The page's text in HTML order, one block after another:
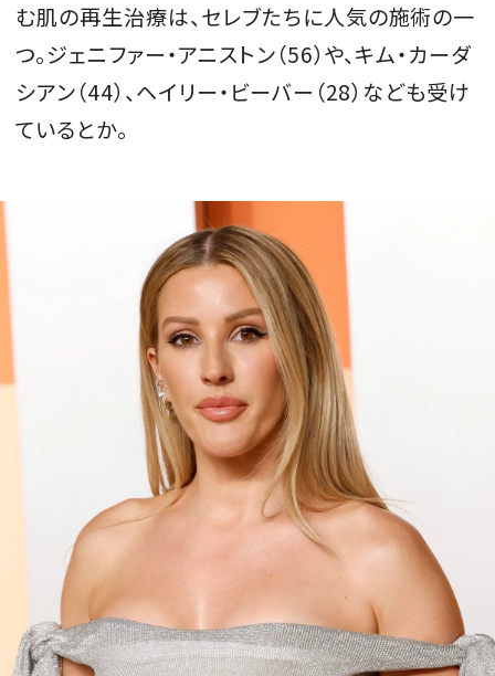
む肌の再生治療は、セレブたちに人気の施術の一
つ。ジェニファー・アニストン（56）や、キム・カーダ
シアン（44）、ヘイリー・ビーバー（28）なども受け
ているとか。